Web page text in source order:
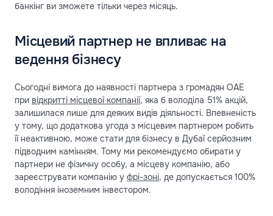
банкінг ви зможете тільки через місяць.
Місцевий партнер не впливає на
ведення бізнесу
Сьогодні вимога до наявності партнера з громадян ОАЕ
при відкритті місцевої компанії, яка б володіла 51% акцій,
залишилася лише для деяких видів діяльності. Впевненість
у тому, що додаткова угода з місцевим партнером робить
її неактивною, може стати для бізнесу в Дубаї серйозним
підводним камінням. Тому ми рекомендуємо обирати у
партнери не фізичну особу, а місцеву компанію, або
зареєструвати компанію у фрі-зоні, де допускається 100%
володіння іноземним інвестором.